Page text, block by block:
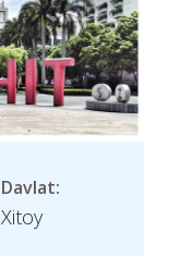
Davlat:
Xitoy